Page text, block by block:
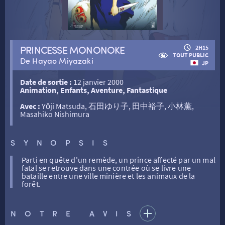
FILMS
SÉANCES SPÉCIALES
RÉTRO VISION
ATELIERS PRATIQUES
RETOUR
LA SÉLECTION DES AMIS DU CINÉMA & LES FILMS
D’ACTUALITÉS
LES DISPOSITIFS NATIONAUX
HISTORIQUE
RETOUR
NOS SALLES
PRINCESSE MONONOKE
De Hayao Miyazaki
2H15
TOUT PUBLIC
JP
Date de sortie : 12 janvier 2000
Animation, Enfants, Aventure, Fantastique
Avec : Yōji Matsuda, 石田ゆり子, 田中裕子, 小林薫,
Masahiko Nishimura
SYNOPSIS
Parti en quête d'un remède, un prince affecté par un mal
fatal se retrouve dans une contrée où se livre une
bataille entre une ville minière et les animaux de la
forêt.
NOTRE AVIS